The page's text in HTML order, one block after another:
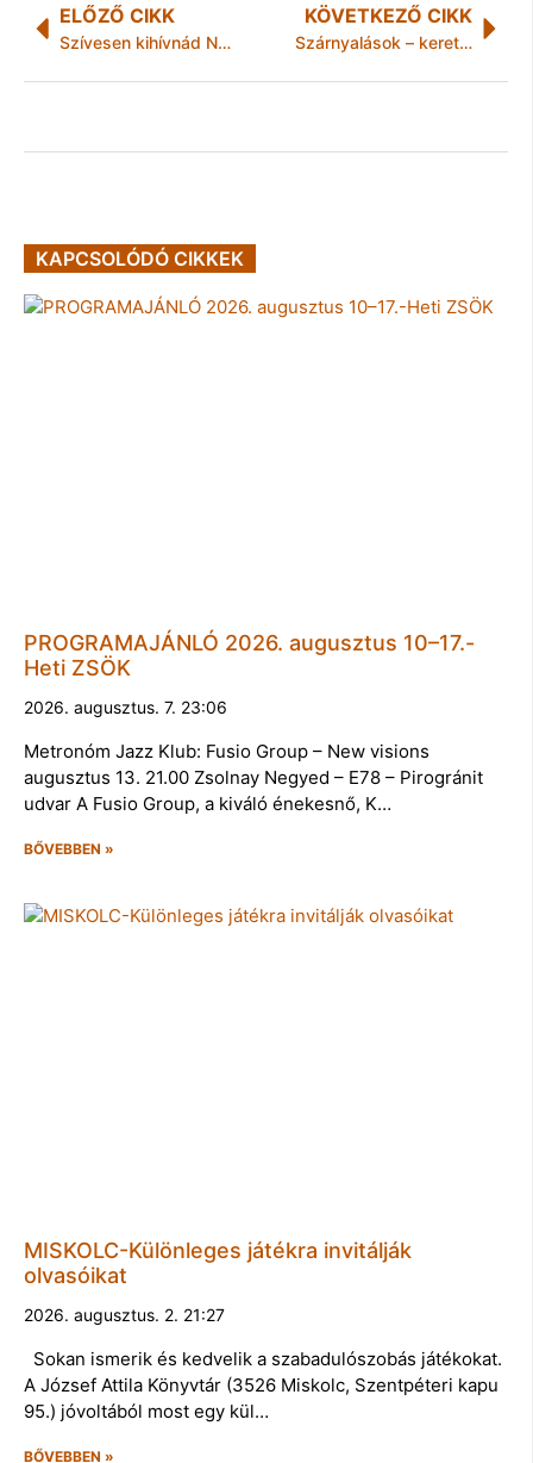
ELŐZŐ CIKK
Szívesen kihívnád Neymart egy meccsre?
KÖVETKEZŐ CIKK
Szárnyalások – keretbe foglalva, kőbe vésve
KAPCSOLÓDÓ CIKKEK
PROGRAMAJÁNLÓ 2026. augusztus 10–17.-
Heti ZSÖK
2026. augusztus. 7. 23:06
Metronóm Jazz Klub: Fusio Group – New visions
augusztus 13. 21.00 Zsolnay Negyed – E78 – Pirogránit
udvar A Fusio Group, a kiváló énekesnő, K…
BŐVEBBEN »
MISKOLC-Különleges játékra invitálják
olvasóikat
2026. augusztus. 2. 21:27
Sokan ismerik és kedvelik a szabadulószobás játékokat.
A József Attila Könyvtár (3526 Miskolc, Szentpéteri kapu
95.) jóvoltából most egy kül…
BŐVEBBEN »